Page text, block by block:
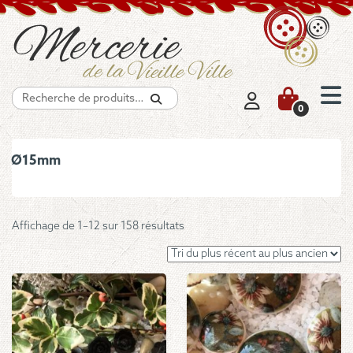
Recherche
0
Ø15mm
Affichage de 1–12 sur 158 résultatsTrié
du
plus
récent
au
plus
ancien